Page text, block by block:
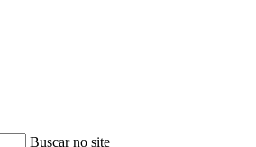
Buscar no site